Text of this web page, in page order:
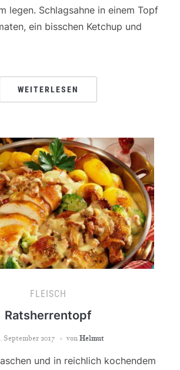
legen. Schlagsahne in einem Topf
ein bisschen Ketchup und
WEITERLESEN
FLEISCH
Ratsherrentopf
September 2017 von Helmut
und in reichlich kochendem